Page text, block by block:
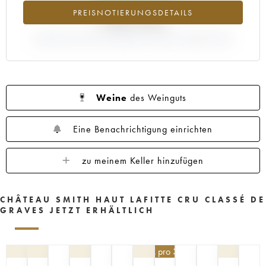
1955
1953 1952 1950
1949
PREISNOTIERUNGSDETAILS
+500.36%
Weine des Weinguts
Eine Benachrichtigung einrichten
zu meinem Keller hinzufügen
CHÂTEAU SMITH HAUT LAFITTE CRU CLASSÉ DE
GRAVES JETZT ERHÄLTLICH
€ pro 3 | -10%